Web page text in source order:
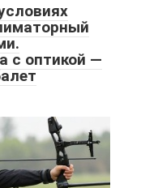
с оптикой —